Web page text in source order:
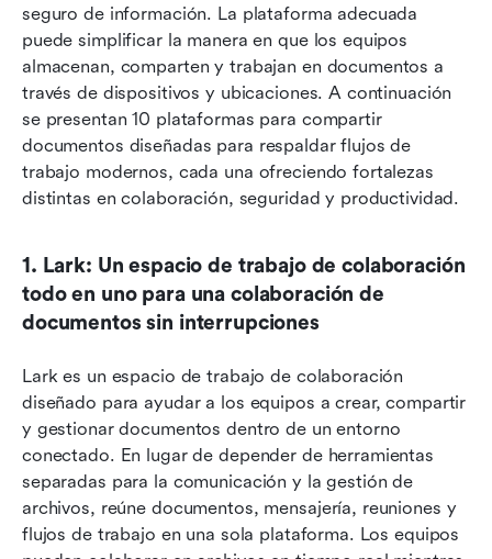
seguro de información. La plataforma adecuada
puede simplificar la manera en que los equipos
almacenan, comparten y trabajan en documentos a
través de dispositivos y ubicaciones. A continuación
se presentan 10 plataformas para compartir
documentos diseñadas para respaldar flujos de
trabajo modernos, cada una ofreciendo fortalezas
distintas en colaboración, seguridad y productividad.
1. Lark: Un espacio de trabajo de colaboración
todo en uno para una colaboración de
documentos sin interrupciones
Lark es un espacio de trabajo de colaboración
diseñado para ayudar a los equipos a crear, compartir
y gestionar documentos dentro de un entorno
conectado. En lugar de depender de herramientas
separadas para la comunicación y la gestión de
archivos, reúne documentos, mensajería, reuniones y
flujos de trabajo en una sola plataforma. Los equipos